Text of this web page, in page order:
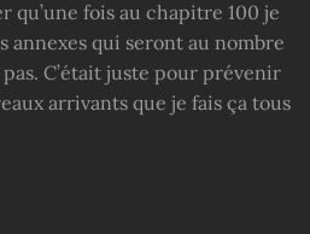
qu’une fois au chapitre 100 je
annexes qui seront au nombre
C’était juste pour prévenir
arrivants que je fais ça tous